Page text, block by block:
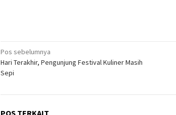
Navigasi
pos
Pos sebelumnya
Hari Terakhir, Pengunjung Festival Kuliner Masih
Sepi
POS TERKAIT